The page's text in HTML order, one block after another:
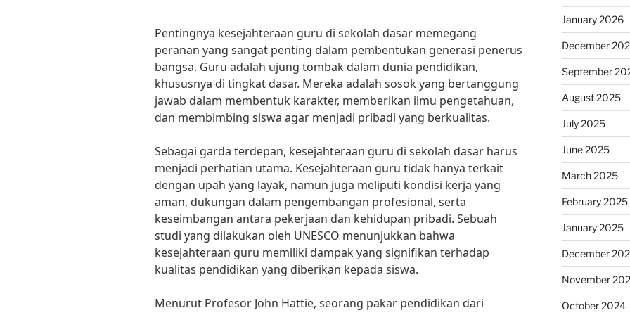
Pentingnya kesejahteraan guru di sekolah dasar memegang
peranan yang sangat penting dalam pembentukan generasi penerus
bangsa. Guru adalah ujung tombak dalam dunia pendidikan,
khususnya di tingkat dasar. Mereka adalah sosok yang bertanggung
jawab dalam membentuk karakter, memberikan ilmu pengetahuan,
dan membimbing siswa agar menjadi pribadi yang berkualitas.
Sebagai garda terdepan, kesejahteraan guru di sekolah dasar harus
menjadi perhatian utama. Kesejahteraan guru tidak hanya terkait
dengan upah yang layak, namun juga meliputi kondisi kerja yang
aman, dukungan dalam pengembangan profesional, serta
keseimbangan antara pekerjaan dan kehidupan pribadi. Sebuah
studi yang dilakukan oleh UNESCO menunjukkan bahwa
kesejahteraan guru memiliki dampak yang signifikan terhadap
kualitas pendidikan yang diberikan kepada siswa.
Menurut Profesor John Hattie, seorang pakar pendidikan dari
January 2026
December
September
August 2025
July 2025
June 2025
March 2025
February 2025
January 2025
December
November
October 2024